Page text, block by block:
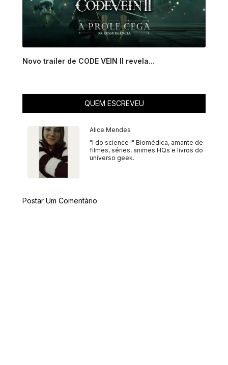
Novo trailer de CODE VEIN II revela...
QUEM ESCREVEU
Alice Mendes
"I do science !" Biomédica, amante de
filmes, séries, animes HQs e livros do
universo geek.
Postar Um Comentário